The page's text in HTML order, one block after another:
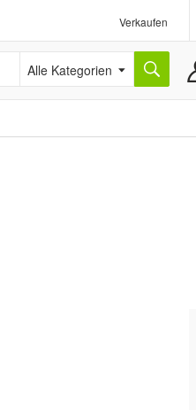
Verkaufen
Alle Kategorien